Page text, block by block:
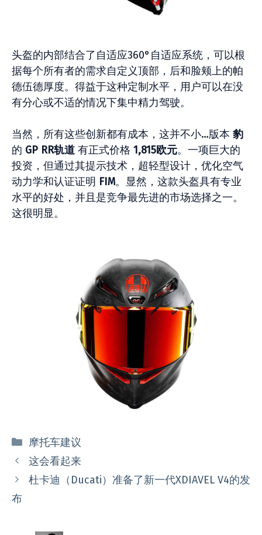
头盔的内部结合了自适应360°自适应系统，可以根
据每个所有者的需求自定义顶部，后和脸颊上的帕
德伍德厚度。得益于这种定制水平，用户可以在没
有分心或不适的情况下集中精力驾驶。
当然，所有这些创新都有成本，这并不小…版本 豹
的 GP RR轨道 有正式价格 1,815欧元。一项巨大的
投资，但通过其提示技术，超轻型设计，优化空气
动力学和认证证明 FIM。显然，这款头盔具有专业
水平的好处，并且是竞争最先进的市场选择之一。
这很明显。
分
类
摩托车建议
这会看起来
杜卡迪（Ducati）准备了新一代XDIAVEL V4的发
布